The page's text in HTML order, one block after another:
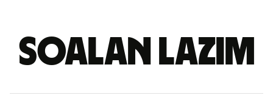
Soalan Lazim